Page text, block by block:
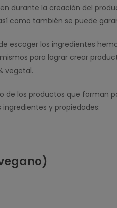
durante la creación del
como también se puede
escoger los ingredientes
para lograr crear
vegetal.
de los productos que forman
y propiedades: